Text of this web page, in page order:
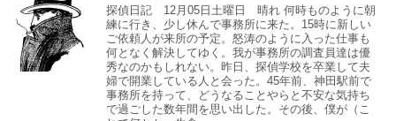
探偵日記 12月05日土曜日 晴れ 何時ものように朝
練に行き、少し休んで事務所に来た。15時に新しい
ご依頼人が来所の予定。怒涛のように入った仕事も
何となく解決してゆく。我が事務所の調査員達は優
秀なのかもしれない。昨日、探偵学校を卒業して夫
婦で開業している人と会った。45年前、神田駅前で
事務所を持って、どうなることやらと不安な気持ち
で過ごした数年間を思い出した。その後、僕が（こ